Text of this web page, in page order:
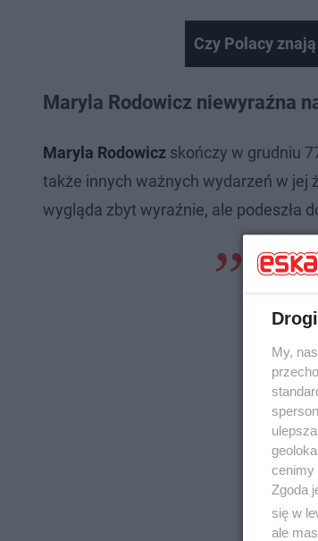
Czy Polacy
Maryla Rodowicz niewyraźna
Maryla Rodowicz skończy w grudniu
także innych ważnych wydarzeń w jej
wygląda zbyt wyraźnie, ale podeszła
- wiem,
My,
cenimy
Zgoda
się w
ale